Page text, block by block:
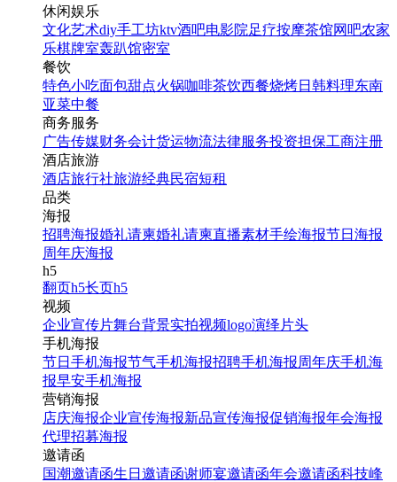
休闲娱乐
文化艺术diy手工坊ktv酒吧电影院足疗按摩茶馆网吧农家
乐棋牌室轰趴馆密室
餐饮
特色小吃面包甜点火锅咖啡茶饮西餐烧烤日韩料理东南
亚菜中餐
商务服务
广告传媒财务会计货运物流法律服务投资担保工商注册
酒店旅游
酒店旅行社旅游经典民宿短租
品类
海报
招聘海报婚礼请柬婚礼请柬直播素材手绘海报节日海报
周年庆海报
h5
翻页h5长页h5
视频
企业宣传片舞台背景实拍视频logo演绎 片头
手机海报
节日手机海报节气手机海报招聘手机海报周年庆手机海
报早安手机海报
营销海报
店庆海报企业宣传海报新品宣传海报促销海报年会海报
代理招募海报
邀请函
国潮邀请函生日邀请函谢师宴邀请函年会邀请函科技峰